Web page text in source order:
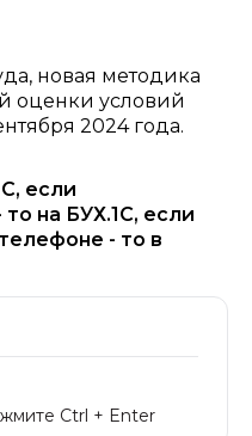
новая методика
оценки условий
2024 года.
если
на БУХ.1С, если
- то в
Ctrl + Enter